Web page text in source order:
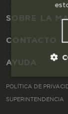
SOBRE LA
CONTACTO
AYUDA
POLÍTICA DE
SUPERINTENDENCIA